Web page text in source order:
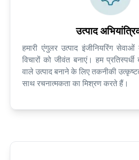
उत्पाद
हमारी एंगुलर उत्पाद इंजीनियरिंग
विचारों को जीवंत बनाएं। हम
वाले उत्पाद बनाने के लिए तकनीकी
साथ रचनात्मकता का मिश्रण करते हैं।